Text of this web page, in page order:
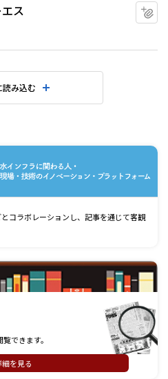
ス
読み込む
コラボレーションし、記事を通じて客観
できます。
細を見る